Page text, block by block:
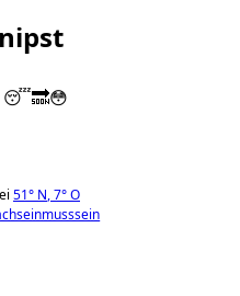
😴🔜😳
51° N,7°O